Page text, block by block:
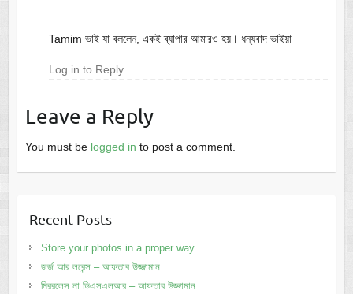
Tamim ভাই যা বললেন, একই ব্যাপার আমারও হয়। ধন্যবাদ ভাইয়া
Log in to Reply
Leave a Reply
You must be logged in to post a comment.
Recent Posts
Store your photos in a proper way
জর্জ আর লরেন্স – আফতাব উজ্জামান
মিররলেস না ডিএসএলআর – আফতাব উজ্জামান